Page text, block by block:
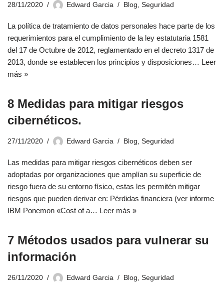
28/11/2020 Edward Garcia Blog Seguridad
La política de tratamiento de datos personales hace parte de los
requerimientos para el cumplimiento de la ley estatutaria 1581
del 17 de Octubre de 2012, reglamentado en el decreto 1317 de
2013, donde se establecen los principios y disposiciones… Leer
más »
8 Medidas para mitigar riesgos
cibernéticos.
27/11/2020 Edward Garcia Blog Seguridad
Las medidas para mitigar riesgos cibernéticos deben ser
adoptadas por organizaciones que amplían su superficie de
riesgo fuera de su entorno físico, estas les permitén mitigar
riesgos que pueden derivar en: Pérdidas financiera (ver informe
IBM Ponemon «Cost of a… Leer más »
7 Métodos usados para vulnerar su
información
26/11/2020 Edward Garcia Blog Seguridad